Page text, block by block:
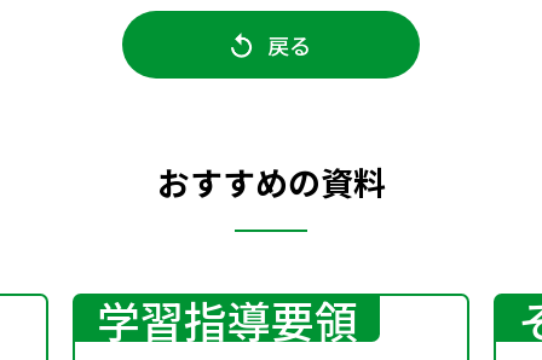
戻る
おすすめの資料
学習指導要領